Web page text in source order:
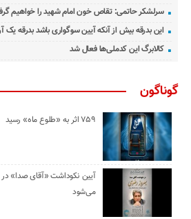
سرلشکر حاتمی: تقاص خون امام شهید را خواهیم
این بدرقه بیش از آنکه آیین سوگواری باشد بدرقه یک
کالابرگ این کدملی‌ها فعال شد
گوناگون
۷۵۹ اثر به «طلوع ماه» رسید
آیین نکوداشت «آقای صدا» در
می‌شود